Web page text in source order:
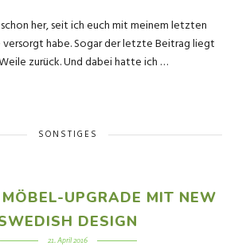
her, seit ich euch mit meinem letzten
habe. Sogar der letzte Beitrag liegt
zurück. Und dabei hatte ich …
SONSTIGES
UPGRADE MIT NEW
DESIGN
21. April 2016